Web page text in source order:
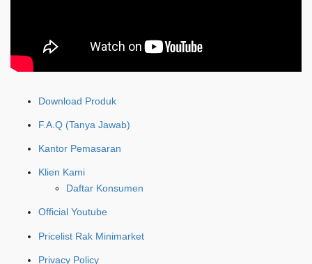
Download Produk
F.A.Q (Tanya Jawab)
Kantor Pemasaran
Klien Kami
Daftar Konsumen
Official Youtube
Pricelist Rak Minimarket
Privacy Policy